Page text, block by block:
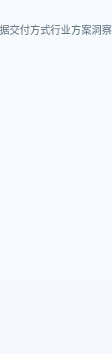
交付方式行业方案洞察